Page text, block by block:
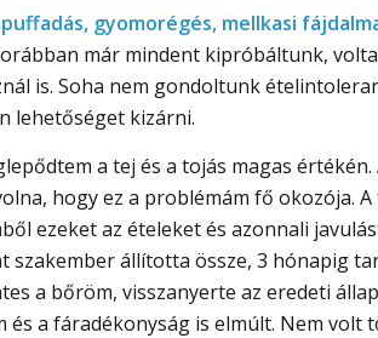
gyomorégés, mellkasi
már mindent kipróbáltunk,
is. Soha nem gondoltunk
lehetőséget kizárni.
a tej és a tojás magas
hogy ez a problémám fő okozója.
ezeket az ételeket és azonnali
szakember állította össze, 3 hónapig
a bőröm, visszanyerte az eredeti
és a fáradékonyság is elmúlt. Nem volt